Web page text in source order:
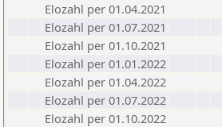
Elozahl per 01.04.2021
Elozahl per 01.07.2021
Elozahl per 01.10.2021
Elozahl per 01.01.2022
Elozahl per 01.04.2022
Elozahl per 01.07.2022
Elozahl per 01.10.2022